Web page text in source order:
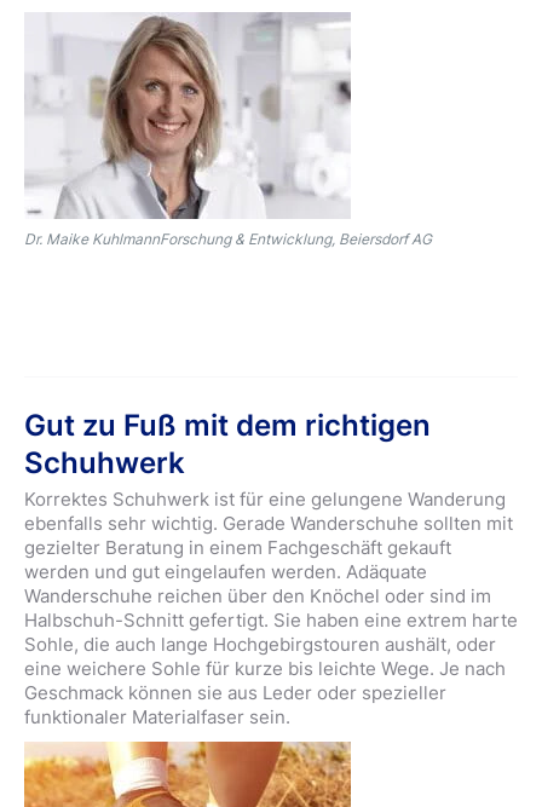
Dr. Maike KuhlmannForschung & Entwicklung, Beiersdorf AG
Gut zu Fuß mit dem richtigen
Schuhwerk
Korrektes Schuhwerk ist für eine gelungene Wanderung
ebenfalls sehr wichtig. Gerade Wanderschuhe sollten mit
gezielter Beratung in einem Fachgeschäft gekauft
werden und gut eingelaufen werden. Adäquate
Wanderschuhe reichen über den Knöchel oder sind im
Halbschuh-Schnitt gefertigt. Sie haben eine extrem harte
Sohle, die auch lange Hochgebirgstouren aushält, oder
eine weichere Sohle für kurze bis leichte Wege. Je nach
Geschmack können sie aus Leder oder spezieller
funktionaler Materialfaser sein.